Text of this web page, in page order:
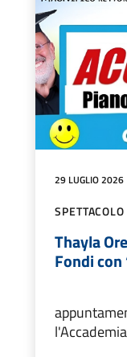
29 LUGLIO 2026
Thayla
Fondi con